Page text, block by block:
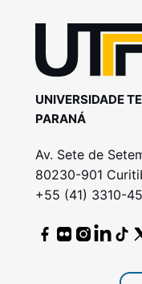
UNIVERSIDADE
PARANÁ
Av. Sete de
80230-901
+55 (41) 3310-